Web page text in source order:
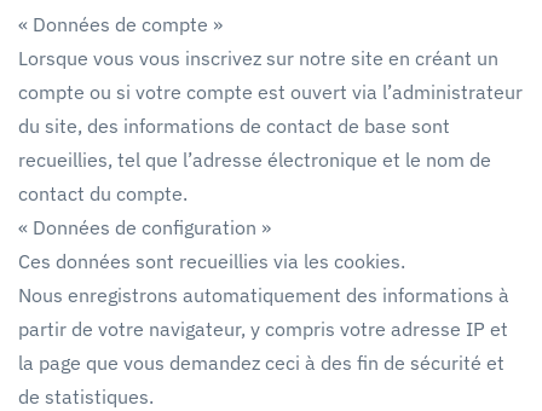
« Données de compte »
Lorsque vous vous inscrivez sur notre site en créant un
compte ou si votre compte est ouvert via l’administrateur
du site, des informations de contact de base sont
recueillies, tel que l’adresse électronique et le nom de
contact du compte.
« Données de configuration »
Ces données sont recueillies via les cookies.
Nous enregistrons automatiquement des informations à
partir de votre navigateur, y compris votre adresse IP et
la page que vous demandez ceci à des fin de sécurité et
de statistiques.